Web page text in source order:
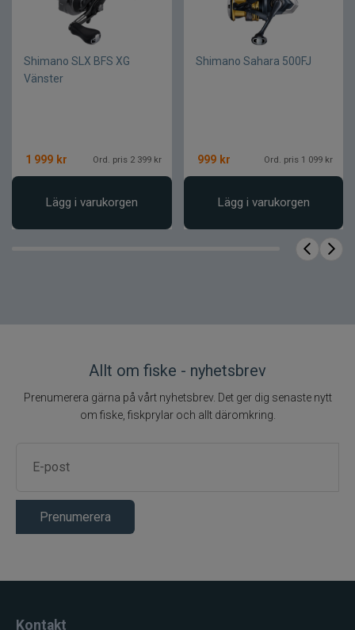
Kullager
Bromsstyrka
0,28 mm / 100 m
Shimano SLX BFS XG
Vänster
1 999 kr Ord. pris 2 399 kr
Lägg i varukorgen
Shimano Sahara 500FJ
999 kr Ord. pris 1 099 kr
Lägg i varukorgen
Allt om fiske - nyhetsbrev
Prenumerera gärna på vårt nyhetsbrev. Det ger dig senaste nytt
om fiske, fiskprylar och allt däromkring.
Prenumerera
Kontakt